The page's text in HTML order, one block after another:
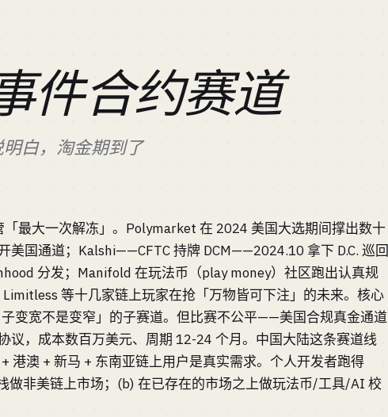
件合约赛道
白，淘金期到了
最大一次解冻」。Polymarket 在 2024 美国大选期间撑出数十
美国通道；Kalshi——CFTC 持牌 DCM——2024.10 拿下 D.C. 巡回
分发；Manifold 在玩法币（play money）社区跑出认真规
等十几家链上玩家在抢「万物皆可下注」的未来。核心
变宽不是变窄」的子赛道。但比赛不公平——美国合规真金通道
议，成本数百万美元、周期 12-24 个月。中国大陆这条赛道线
港澳 + 新马 + 东南亚链上用户是真实需求。个人开发者跑得
做非美链上市场；(b) 在已存在的市场之上做玩法币/工具/AI 校